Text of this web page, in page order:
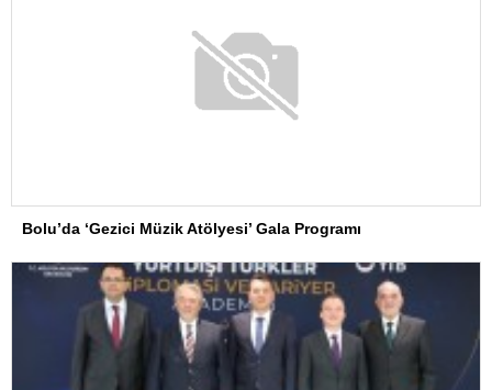
Bolu’da ‘Gezici Müzik Atölyesi’ Gala Programı